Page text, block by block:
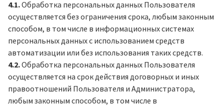
4.1.Обработка персональных данных Пользователя
осуществляется без ограничения срока, любым законным
способом, в том числе в информационных системах
персональных данных с использованием средств
автоматизации или без использования таких средств.
4.2.Обработка персональных данных Пользователя
осуществляется на срок действия договорных и иных
правоотношений Пользователя и Администратора,
любым законным способом, в том числе в